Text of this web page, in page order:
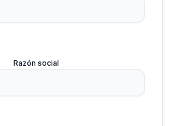
Razón social